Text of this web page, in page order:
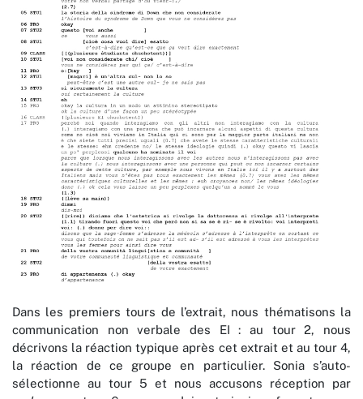
Dans les premiers tours de l’extrait, nous thématisons la
communication non verbale des EI : au tour 2, nous
décrivons la réaction typique après cet extrait et au tour 4,
la réaction de ce groupe en particulier. Sonia s’auto-
sélectionne au tour 5 et nous accusons réception par